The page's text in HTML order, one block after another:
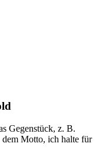
Gegenstück, z. B.
dem Motto, ich halte für